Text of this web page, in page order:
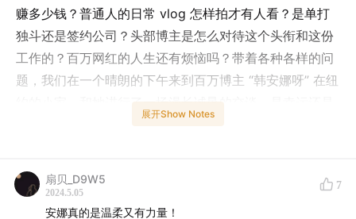
赚多少钱？普通人的日常 vlog 怎样拍才有人看？是单打
独斗还是签约公司？头部博主是怎么对待这个头衔和这份
工作的？百万网红的人生还有烦恼吗？带着各种各样的问
题，我们在一个晴朗的下午来到百万博主 “韩安娜呀” 在纽
约的小家，和她进行了一场漫长诚恳的交谈。是幸运还是
睡衣坐在沙发上，几乎忘了自己是在录节目。感谢安娜的
坦诚，也很感恩这几个小时的自在时刻，通过声音，我们
也希望把这份真诚和自在感受传达给听筒那端的你们。
展开Show Notes
扇贝_D9W5
2024.5.05
7
安娜真的是温柔又有力量！